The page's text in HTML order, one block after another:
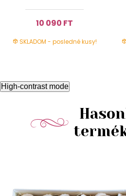
10 090 FT
SKLADOM - posledné kusy!
High-contrast mode